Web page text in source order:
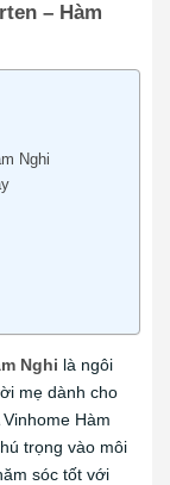
– Hàm
Nghi
Nghi là ngôi
mẹ dành cho
Hàm
trọng vào môi
sóc tốt với